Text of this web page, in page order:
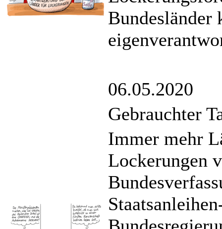
Bundesländer
06.05.2020
Gebrauchter
Immer mehr
Lockerungen